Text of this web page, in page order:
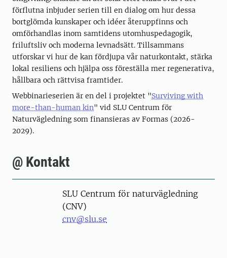
förflutna inbjuder serien till en dialog om hur dessa
bortglömda kunskaper och idéer återuppfinns och
omförhandlas inom samtidens utomhuspedagogik,
friluftsliv och moderna levnadsätt. Tillsammans
utforskar vi hur de kan fördjupa vår naturkontakt, stärka
lokal resiliens och hjälpa oss föreställa mer regenerativa,
hållbara och rättvisa framtider.
Webbinarieserien är en del i projektet "Surviving with
more-than-human kin" vid SLU Centrum för
Naturvägledning som finansieras av Formas (2026-
2029).
@ Kontakt
SLU Centrum för naturvägledning
(CNV)
cnv@slu.se